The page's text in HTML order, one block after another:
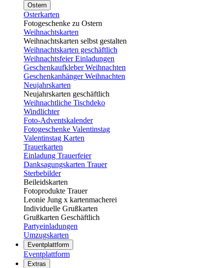
Ostern
Osterkarten
Fotogeschenke zu Ostern
Weihnachtskarten
Weihnachtskarten selbst gestalten
Weihnachtskarten geschäftlich
Weihnachtsfeier Einladungen
Geschenkaufkleber Weihnachten
Geschenkanhänger Weihnachten
Neujahrskarten
Neujahrskarten geschäftlich
Weihnachtliche Tischdeko
Windlichter
Foto-Adventskalender
Fotogeschenke Valentinstag
Valentinstag Karten
Trauerkarten
Einladung Trauerfeier
Danksagungskarten Trauer
Sterbebilder
Beileidskarten
Fotoprodukte Trauer
Leonie Jung x kartenmacherei
Individuelle Grußkarten
Grußkarten Geschäftlich
Partyeinladungen
Umzugskarten
Eventplattform
Eventplattform
Extras